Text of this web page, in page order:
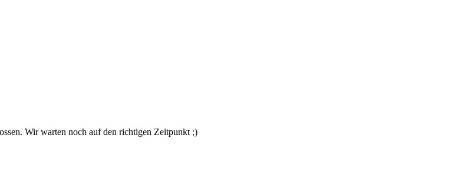
Wir warten noch auf den richtigen Zeitpunkt ;)